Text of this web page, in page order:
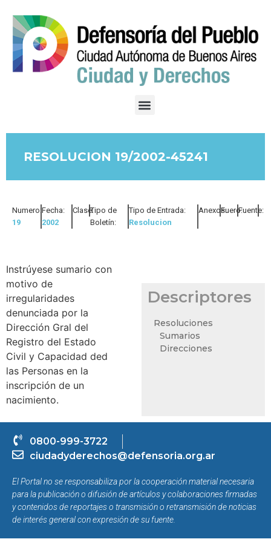
RESOLUCION 19/2002-45241
Numero:
19
Fecha:
2002
Clase:Tipo de
Boletín:
Tipo de Entrada:
Resolucion
Anexos:Fuero:Fuente:
Instrúyese sumario con
motivo de
irregularidades
denunciada por la
Dirección Gral del
Registro del Estado
Civil y Capacidad ded
las Personas en la
inscripción de un
nacimiento.
Descriptores
Resoluciones
Sumarios
Direcciones
0800-999-3722
ciudadyderechos@defensoria.org.ar
El Portal no se responsabiliza por la cooperación material necesaria
para la publicación o difusión de artículos y colaboraciones firmadas
y contenidos de reportajes o transmisión o retransmisión de noticias
de interés general con expresión de su fuente.